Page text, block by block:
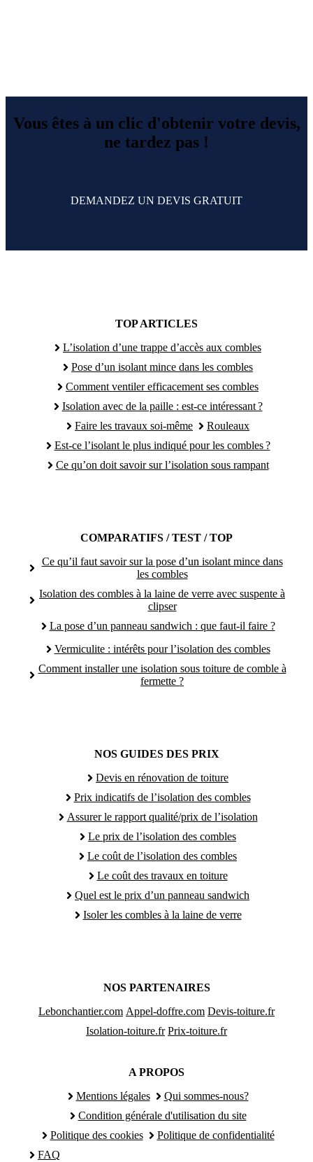
Vous êtes à un clic d'obtenir votre devis,
ne tardez pas !
DEMANDEZ UN DEVIS GRATUIT
TOP ARTICLES
L’isolation d’une trappe d’accès aux combles
Pose d’un isolant mince dans les combles
Comment ventiler efficacement ses combles
Isolation avec de la paille : est-ce intéressant ?
Faire les travaux soi-même
Rouleaux
Est-ce l’isolant le plus indiqué pour les combles ?
Ce qu’on doit savoir sur l’isolation sous rampant
COMPARATIFS / TEST / TOP
Ce qu’il faut savoir sur la pose d’un isolant mince dans
les combles
Isolation des combles à la laine de verre avec suspente à
clipser
La pose d’un panneau sandwich : que faut-il faire ?
Vermiculite : intérêts pour l’isolation des combles
Comment installer une isolation sous toiture de comble à
fermette ?
NOS GUIDES DES PRIX
Devis en rénovation de toiture
Prix indicatifs de l’isolation des combles
Assurer le rapport qualité/prix de l’isolation
Le prix de l’isolation des combles
Le coût de l’isolation des combles
Le coût des travaux en toiture
Quel est le prix d’un panneau sandwich
Isoler les combles à la laine de verre
NOS PARTENAIRES
Lebonchantier.com Appel-doffre.com Devis-toiture.fr
Isolation-toiture.fr Prix-toiture.fr
A PROPOS
Mentions légales
Qui sommes-nous?
Condition générale d'utilisation du site
Politique des cookies
Politique de confidentialité
FAQ